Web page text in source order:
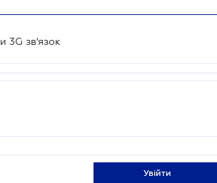
3G зв'язок
увійти